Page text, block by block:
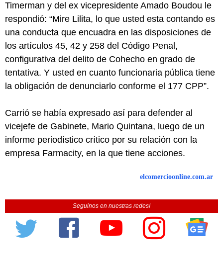
Timerman y del ex vicepresidente Amado Boudou le
respondió: “Mire Lilita, lo que usted esta contando es
una conducta que encuadra en las disposiciones de
los artículos 45, 42 y 258 del Código Penal,
configurativa del delito de Cohecho en grado de
tentativa. Y usted en cuanto funcionaria pública tiene
la obligación de denunciarlo conforme el 177 CPP”.
Carrió se había expresado así para defender al
vicejefe de Gabinete, Mario Quintana, luego de un
informe periodístico crítico por su relación con la
empresa Farmacity, en la que tiene acciones.
elcomercioonline.com.ar
Seguinos en nuestras redes!